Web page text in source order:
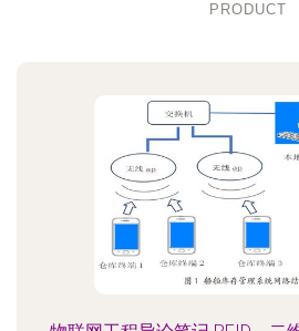
PRODUCT